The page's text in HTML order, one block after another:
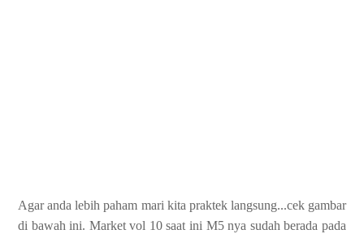
Agar anda lebih paham mari kita praktek langsung...cek gambar
di bawah ini. Market vol 10 saat ini M5 nya sudah berada pada